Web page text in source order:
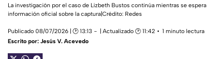
La investigación por el caso de Lizbeth Bustos continúa mientras se espera
información oficial sobre la captura|Crédito: Redes
Publicado 08/07/2026 | 🕑 13:13 | Actualizado 🕑 11:42
1 minuto lectura
Escrito por: Jesús V. Acevedo